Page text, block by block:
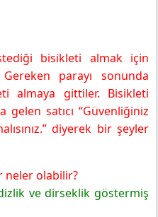
Sayfa 142 Cevapları
bisikleti almak için
parayı sonunda
almaya gittiler. Bisikleti
gelen satıcı “Güvenliğiniz
diyerek bir şeyler
neler olabilir?
ve dirseklik göstermiş